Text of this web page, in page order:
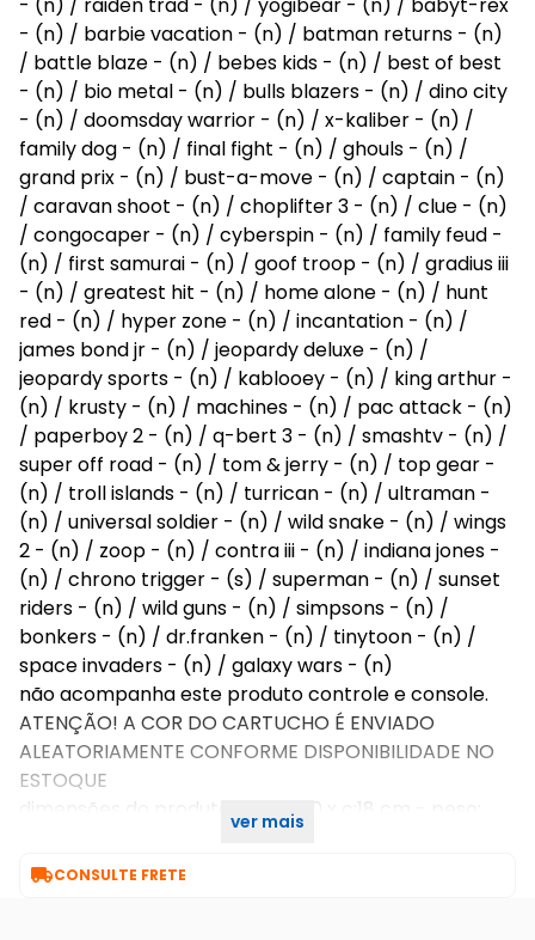
- (n) / barbie vacation - (n) / batman returns - (n)
/ battle blaze - (n) / bebes kids - (n) / best of best
- (n) / bio metal - (n) / bulls blazers - (n) / dino city
- (n) / doomsday warrior - (n) / x-kaliber - (n) /
family dog - (n) / final fight - (n) / ghouls - (n) /
grand prix - (n) / bust-a-move - (n) / captain - (n)
/ caravan shoot - (n) / choplifter 3 - (n) / clue - (n)
/ congocaper - (n) / cyberspin - (n) / family feud -
(n) / first samurai - (n) / goof troop - (n) / gradius iii
- (n) / greatest hit - (n) / home alone - (n) / hunt
red - (n) / hyper zone - (n) / incantation - (n) /
james bond jr - (n) / jeopardy deluxe - (n) /
jeopardy sports - (n) / kablooey - (n) / king arthur -
(n) / krusty - (n) / machines - (n) / pac attack - (n)
/ paperboy 2 - (n) / q-bert 3 - (n) / smashtv - (n) /
super off road - (n) / tom & jerry - (n) / top gear -
(n) / troll islands - (n) / turrican - (n) / ultraman -
(n) / universal soldier - (n) / wild snake - (n) / wings
2 - (n) / zoop - (n) / contra iii - (n) / indiana jones -
(n) / chrono trigger - (s) / superman - (n) / sunset
riders - (n) / wild guns - (n) / simpsons - (n) /
bonkers - (n) / dr.franken - (n) / tinytoon - (n) /
space invaders - (n) / galaxy wars - (n)
não acompanha este produto controle e console.
ATENÇÃO! A COR DO CARTUCHO É ENVIADO
ALEATORIAMENTE CONFORME DISPONIBILIDADE NO
ESTOQUE
dimensões do produto: l:18 x a:10 x c:18 cm - peso:
ver mais
CONSULTE FRETE